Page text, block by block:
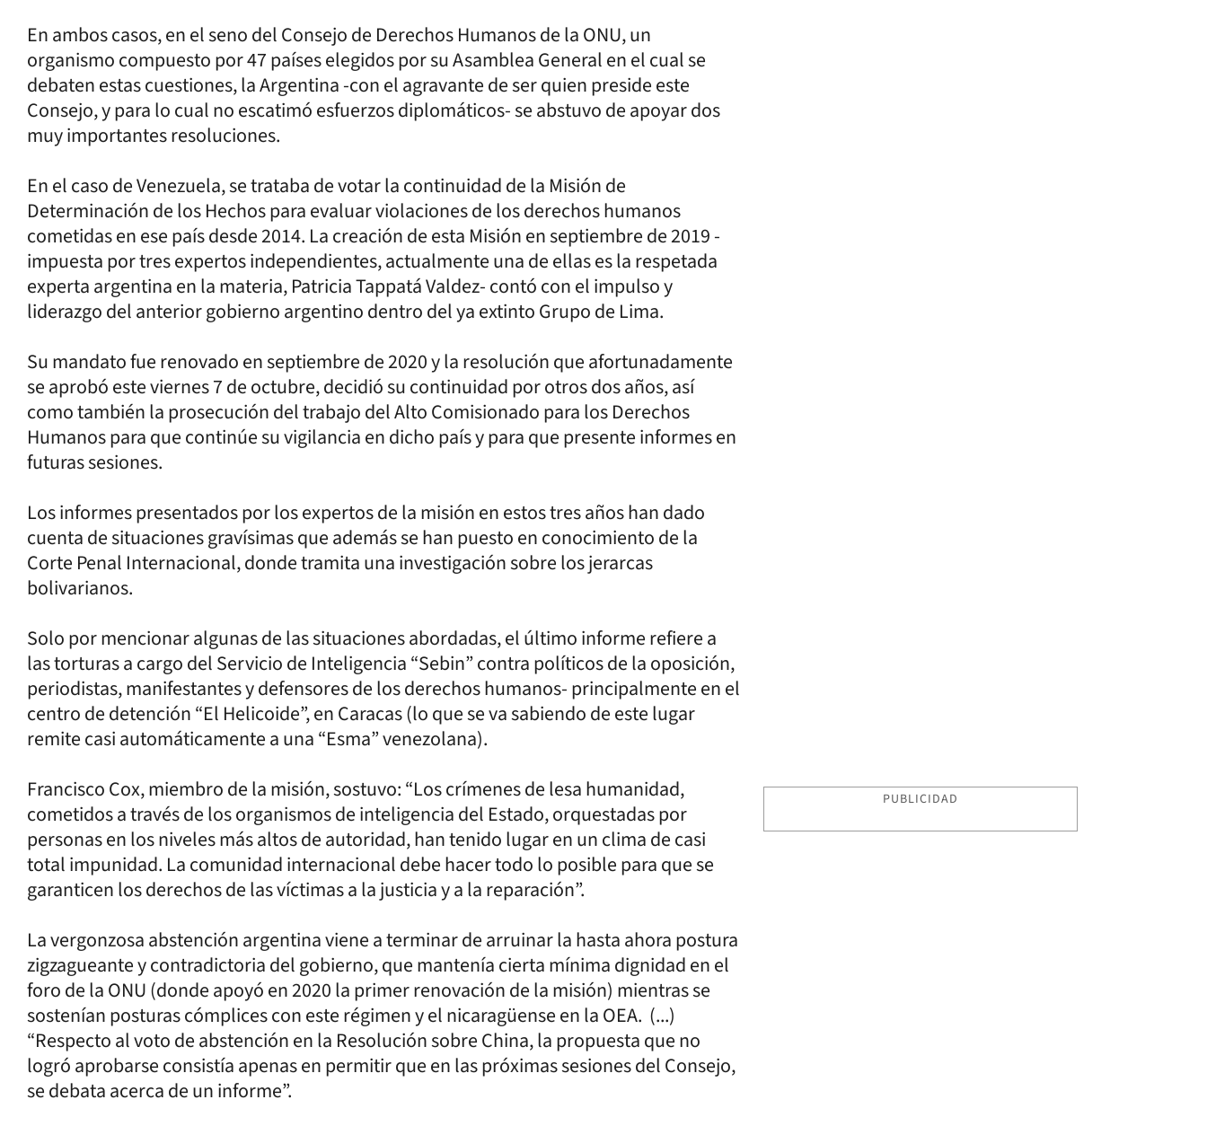
En ambos casos, en el seno del Consejo de Derechos Humanos de la ONU, un
organismo compuesto por 47 países elegidos por su Asamblea General en el cual se
debaten estas cuestiones, la Argentina -con el agravante de ser quien preside este
Consejo, y para lo cual no escatimó esfuerzos diplomáticos- se abstuvo de apoyar dos
muy importantes resoluciones.
En el caso de Venezuela, se trataba de votar la continuidad de la Misión de
Determinación de los Hechos para evaluar violaciones de los derechos humanos
cometidas en ese país desde 2014. La creación de esta Misión en septiembre de 2019 -
impuesta por tres expertos independientes, actualmente una de ellas es la respetada
experta argentina en la materia, Patricia Tappatá Valdez- contó con el impulso y
liderazgo del anterior gobierno argentino dentro del ya extinto Grupo de Lima.
Su mandato fue renovado en septiembre de 2020 y la resolución que afortunadamente
se aprobó este viernes 7 de octubre, decidió su continuidad por otros dos años, así
como también la prosecución del trabajo del Alto Comisionado para los Derechos
Humanos para que continúe su vigilancia en dicho país y para que presente informes en
futuras sesiones.
Los informes presentados por los expertos de la misión en estos tres años han dado
cuenta de situaciones gravísimas que además se han puesto en conocimiento de la
Corte Penal Internacional, donde tramita una investigación sobre los jerarcas
bolivarianos.
Solo por mencionar algunas de las situaciones abordadas, el último informe refiere a
las torturas a cargo del Servicio de Inteligencia “Sebin” contra políticos de la oposición,
periodistas, manifestantes y defensores de los derechos humanos- principalmente en el
centro de detención “El Helicoide”, en Caracas (lo que se va sabiendo de este lugar
remite casi automáticamente a una “Esma” venezolana).
Francisco Cox, miembro de la misión, sostuvo: “Los crímenes de lesa humanidad,
cometidos a través de los organismos de inteligencia del Estado, orquestadas por
personas en los niveles más altos de autoridad, han tenido lugar en un clima de casi
total impunidad. La comunidad internacional debe hacer todo lo posible para que se
garanticen los derechos de las víctimas a la justicia y a la reparación”.
La vergonzosa abstención argentina viene a terminar de arruinar la hasta ahora postura
zigzagueante y contradictoria del gobierno, que mantenía cierta mínima dignidad en el
foro de la ONU (donde apoyó en 2020 la primer renovación de la misión) mientras se
sostenían posturas cómplices con este régimen y el nicaragüense en la OEA. (...)
“Respecto al voto de abstención en la Resolución sobre China, la propuesta que no
logró aprobarse consistía apenas en permitir que en las próximas sesiones del Consejo,
se debata acerca de un informe”.
PUBLICIDAD